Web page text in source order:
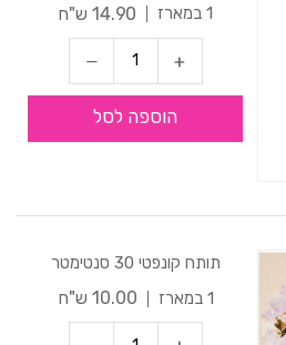
1 במארז 14.90 ש"ח
הוספה לסל
תותח קונפטי 30 סנטימטר
1 במארז
10.00 ש"ח